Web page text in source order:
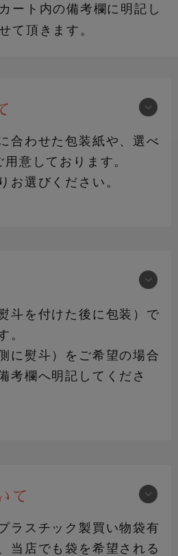
ート内の備考欄に明記し
て頂きます。
合わせた包装紙や、選べ
意しております。
お選びください。
斗を付けた後に包装）で
。
に熨斗）をご希望の場合
考欄へ明記してくださ
青果ギフト
のしについて詳しく見る
て
ラスチック製買い物袋有
当店でも袋を希望される